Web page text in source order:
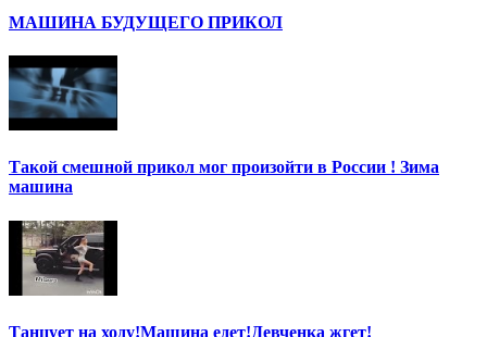
МАШИНА БУДУЩЕГО ПРИКОЛ
Такой смешной прикол мог произойти в России ! Зима
машина
Танцует на ходу!Машина едет!Девченка жгет!